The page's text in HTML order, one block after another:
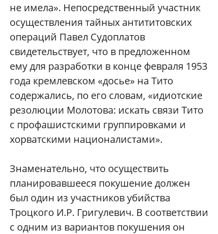
не имела». Непосредственный участник
осуществления тайных антититовских
операций Павел Судоплатов
свидетельствует, что в предложенном
ему для разработки в конце февраля 1953
года кремлевском «досье» на Тито
содержались, по его словам, «идиотские
резолюции Молотова: искать связи Тито
с профашистскими группировками и
хорватскими националистами».
Знаменательно, что осуществить
планировавшееся покушение должен
был один из участников убийства
Троцкого И.Р. Григулевич. В соответствии
с одним из вариантов покушения он